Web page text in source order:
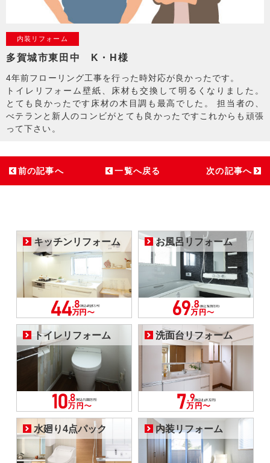
内装リフォーム
多賀城市東田中 K・H様
4年前フローリング工事を行った時対応が良かったです。
トイレリフォーム壁紙、床材も交換して明るくなりました。
とても良かったです床材の木目調も最高でした。 担当者の、
べテランと新人のコンビがとても良かったですこれからも頑張
って下さい。
前の記事へ 一覧へ戻る 次の記事へ
キッチンリフォーム お風呂リフォーム
トイレリフォーム 洗面台リフォーム
水廻り4点パック 内装リフォーム